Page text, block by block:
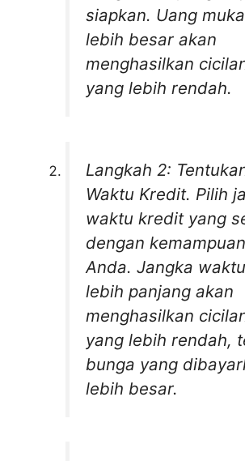
siapkan. Uang
lebih besar akan
menghasilkan
yang lebih rendah.
Langkah 2:
Waktu Kredit. Pilih
waktu kredit yang
dengan
Anda. Jangka
lebih panjang akan
menghasilkan
yang lebih rendah,
bunga yang
lebih besar.